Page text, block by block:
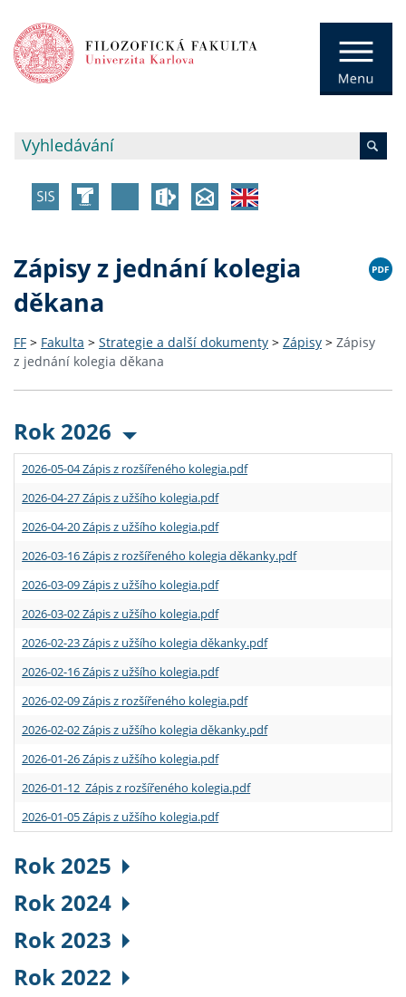
Zápisy z jednání kolegia
děkana
FF > Fakulta > Strategie a další dokumenty > Zápisy > Zápisy
z jednání kolegia děkana
Rok 2026
2026-05-04 Zápis z rozšířeného kolegia.pdf
2026-04-27 Zápis z užšího kolegia.pdf
2026-04-20 Zápis z užšího kolegia.pdf
2026-03-16 Zápis z rozšířeného kolegia děkanky.pdf
2026-03-09 Zápis z užšího kolegia.pdf
2026-03-02 Zápis z užšího kolegia.pdf
2026-02-23 Zápis z užšího kolegia děkanky.pdf
2026-02-16 Zápis z užšího kolegia.pdf
2026-02-09 Zápis z rozšířeného kolegia.pdf
2026-02-02 Zápis z užšího kolegia děkanky.pdf
2026-01-26 Zápis z užšího kolegia.pdf
2026-01-12 Zápis z rozšířeného kolegia.pdf
2026-01-05 Zápis z užšího kolegia.pdf
Rok 2025
Rok 2024
Rok 2023
Rok 2022